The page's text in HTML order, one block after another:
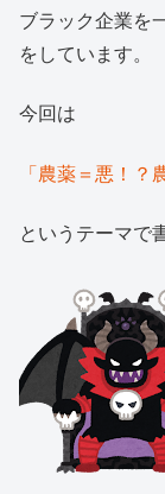
ブラック企業を
をしています。
今回は
「農薬＝悪！？
というテーマで